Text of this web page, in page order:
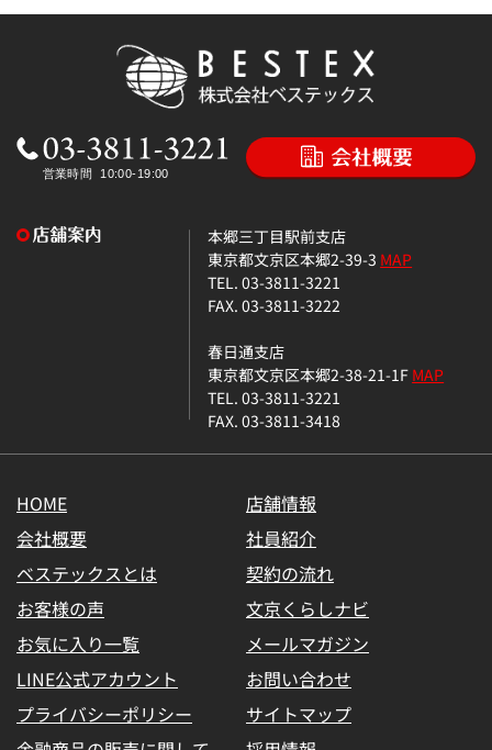
本郷三丁目駅前支店
東京都文京区本郷2-39-3 MAP
TEL. 03-3811-3221
FAX. 03-3811-3222
春日通支店
東京都文京区本郷2-38-21-1FMAP
TEL. 03-3811-3221
FAX. 03-3811-3418
HOME
店舗情報
会社概要
社員紹介
ベステックスとは
契約の流れ
お客様の声
文京くらしナビ
お気に入り一覧
メールマガジン
LINE公式アカウント
お問い合わせ
プライバシーポリシー
サイトマップ